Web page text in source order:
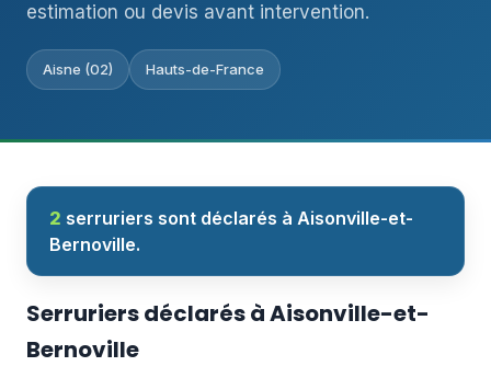
estimation ou devis avant intervention.
Aisne (02) Hauts-de-France
2 serruriers sont déclarés à Aisonville-et-
Bernoville.
Serruriers déclarés à Aisonville-et-
Bernoville